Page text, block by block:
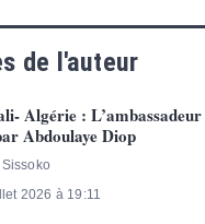
de l'auteur
Algérie : L’ambassadeur
Abdoulaye Diop
2026 à 19:11